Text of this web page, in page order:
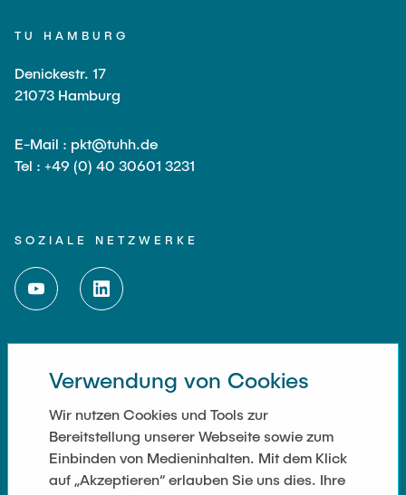
TU HAMBURG
Denickestr. 17
21073 Hamburg
E-Mail : pkt@tuhh.de
Tel : +49 (0) 40 30601 3231
SOZIALE NETZWERKE
WEITERFÜHRENDE LINKS
Impressum
Kontakt
Cookie Settings
Verwendung von Cookies
Wir nutzen Cookies und Tools zur
Bereitstellung unserer Webseite sowie zum
Einbinden von Medieninhalten. Mit dem Klick
auf „Akzeptieren“ erlauben Sie uns dies. Ihre